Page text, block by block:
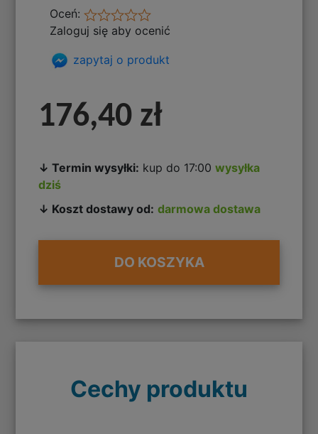
Oceń:
Zaloguj się aby ocenić
zapytaj o produkt
176,40 zł
↓ Termin wysyłki: kup do 17:00wysyłka
dziś
↓ Koszt dostawy od: darmowa dostawa
DO KOSZYKA
Cechy produktu